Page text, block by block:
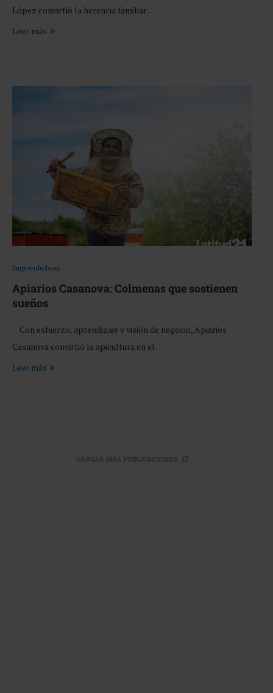
López convirtió la herencia familiar …
Leer más
Emprendedores
Apiarios Casanova: Colmenas que sostienen
sueños
Con esfuerzo, aprendizaje y visión de negocio, Apiarios
Casanova convirtió la apicultura en el …
Leer más
CARGAR MÁS PUBLICACIONES